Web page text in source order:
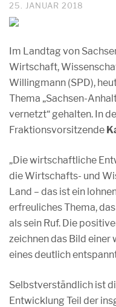
25. JANUAR 2018
Im Landtag von
Wirtschaft,
Willingmann (SPD),
Thema „Sachsen-
vernetzt“ gehalten. In
Fraktionsvorsitzende
„Die wirtschaftliche
die Wirtschafts- und
Land – das ist ein
erfreuliches Thema,
als sein Ruf. Die
zeichnen das Bild
eines deutlich
Selbstverständlich ist
Entwicklung Teil der